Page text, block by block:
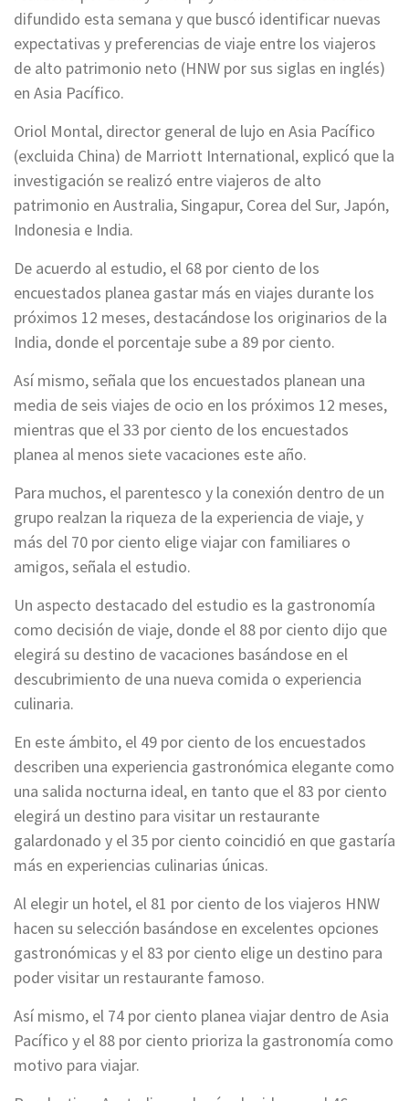
difundido esta semana y que buscó identificar nuevas
expectativas y preferencias de viaje entre los viajeros
de alto patrimonio neto (HNW por sus siglas en inglés)
en Asia Pacífico.
Oriol Montal, director general de lujo en Asia Pacífico
(excluida China) de Marriott International, explicó que la
investigación se realizó entre viajeros de alto
patrimonio en Australia, Singapur, Corea del Sur, Japón,
Indonesia e India.
De acuerdo al estudio, el 68 por ciento de los
encuestados planea gastar más en viajes durante los
próximos 12 meses, destacándose los originarios de la
India, donde el porcentaje sube a 89 por ciento.
Así mismo, señala que los encuestados planean una
media de seis viajes de ocio en los próximos 12 meses,
mientras que el 33 por ciento de los encuestados
planea al menos siete vacaciones este año.
Para muchos, el parentesco y la conexión dentro de un
grupo realzan la riqueza de la experiencia de viaje, y
más del 70 por ciento elige viajar con familiares o
amigos, señala el estudio.
Un aspecto destacado del estudio es la gastronomía
como decisión de viaje, donde el 88 por ciento dijo que
elegirá su destino de vacaciones basándose en el
descubrimiento de una nueva comida o experiencia
culinaria.
En este ámbito, el 49 por ciento de los encuestados
describen una experiencia gastronómica elegante como
una salida nocturna ideal, en tanto que el 83 por ciento
elegirá un destino para visitar un restaurante
galardonado y el 35 por ciento coincidió en que gastaría
más en experiencias culinarias únicas.
Al elegir un hotel, el 81 por ciento de los viajeros HNW
hacen su selección basándose en excelentes opciones
gastronómicas y el 83 por ciento elige un destino para
poder visitar un restaurante famoso.
Así mismo, el 74 por ciento planea viajar dentro de Asia
Pacífico y el 88 por ciento prioriza la gastronomía como
motivo para viajar.